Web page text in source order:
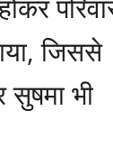
जिससे
भी